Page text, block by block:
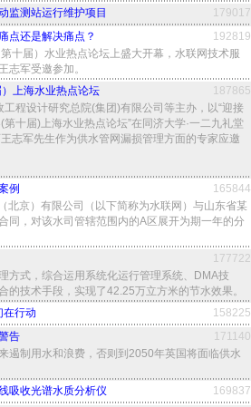
监测站运行维护项目
179017
点还是解决痛点？
192819
十届）水业热点论坛上盛大开幕，水联网技术服
志军受邀参加。
上海水业热点论坛
187865
程设计研究总院(集团)有限公司等主办，以“迎接
十届)上海水业热点论坛”在同济大学·一二九礼堂
志军先生作为供水管网漏损管理方面的专家应邀
例
165844
北京）有限公司（以下简称为水联网）与山东省某
同，对该水司管辖范围内的A区展开为期一年的分
177722
方式，综合运用系统化运行管理系统、DMA技
的技术手段，实现了42.25万立方米的节水效果。
行动
158225
告
171140
遏制用水和浪费，否则到2050年英国将面临供水
吸收光谱水质分析仪
169837